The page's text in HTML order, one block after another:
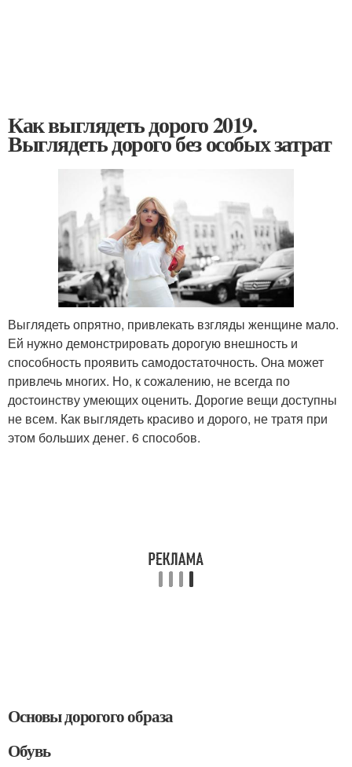
Как выглядеть дорого 2019.
Выглядеть дорого без особых затрат
Выглядеть опрятно, привлекать взгляды женщине мало.
Ей нужно демонстрировать дорогую внешность и
способность проявить самодостаточность. Она может
привлечь многих. Но, к сожалению, не всегда по
достоинству умеющих оценить. Дорогие вещи доступны
не всем. Как выглядеть красиво и дорого, не тратя при
этом больших денег. 6 способов.
Основы дорогого образа
Обувь